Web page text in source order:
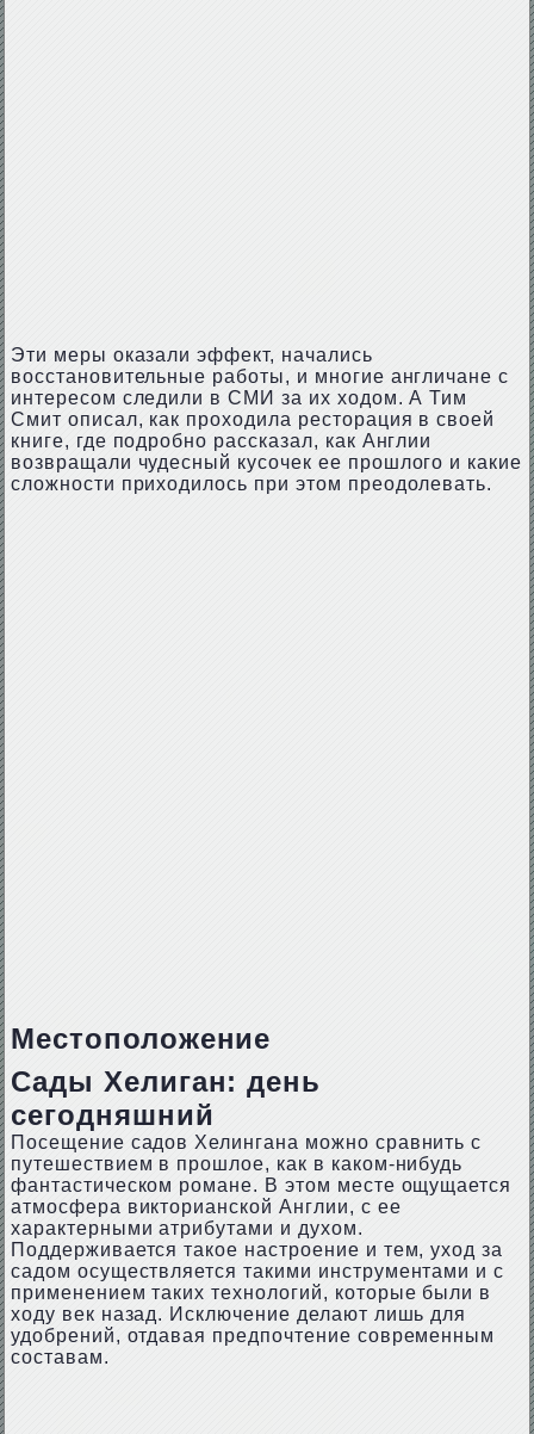
Эти меры оказали эффект, начались
восстановительные работы, и многие англичане с
интересом следили в СМИ за их ходом. А Тим
Смит описал, как проходила ресторация в своей
книге, где подробно рассказал, как Англии
возвращали чудесный кусочек ее прошлого и какие
сложности приходилось при этом преодолевать.
Местоположение
Сады Хелиган: день
сегодняшний
Посещение садов Хелингана можно сравнить с
путешествием в прошлое, как в каком-нибудь
фантастическом романе. В этом месте ощущается
атмосфера викторианской Англии, с ее
характерными атрибутами и духом.
Поддерживается такое настроение и тем, уход за
садом осуществляется такими инструментами и с
применением таких технологий, которые были в
ходу век назад. Исключение делают лишь для
удобрений, отдавая предпочтение современным
составам.